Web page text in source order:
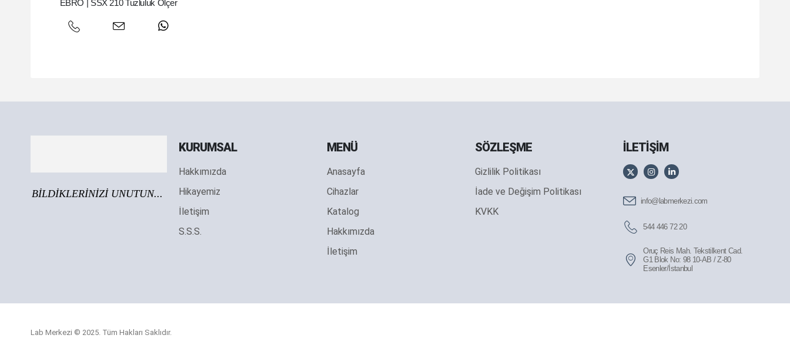
EBRO | SSX 210 Tuzluluk Ölçer
BİLDİKLERİNİZİ UNUTUN...
KURUMSAL
Hakkımızda
Hikayemiz
İletişim
S.S.S.
MENÜ
Anasayfa
Cihazlar
Katalog
Hakkımızda
İletişim
SÖZLEŞME
Gizlilik Politikası
İade ve Değişim Politikası
KVKK
İLETİŞİM
info@labmerkezi.com
544 446 72 20
Oruç Reis Mah. Tekstilkent Cad.
G1 Blok No: 98 10-AB / Z-80
Esenler/İstanbul
Lab Merkezi © 2025. Tüm Hakları Saklıdır.